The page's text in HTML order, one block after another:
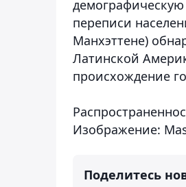
демографическую
переписи
Манхэттене)
Латинской
происхождение
Изображение:
Поделитесь